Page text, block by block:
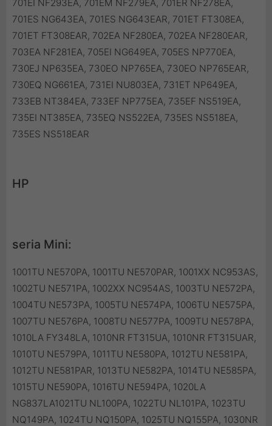
701EI NF293EA, 701EM NF279EA, 701ER NF278EA,
701ES NG643EA, 701ES NG643EAR, 701ET FT308EA,
701ET FT308EAR, 702EA NF280EA, 702EA NF280EAR,
703EA NF281EA, 705EI NG649EA, 705ES NP770EA,
730EJ NP635EA, 730EO NP765EA, 730EO NP765EAR,
730EQ NG661EA, 731EI NU803EA, 731ET NP649EA,
733EB NT384EA, 733EF NP775EA, 735EF NS519EA,
735EI NT385EA, 735EQ NS522EA, 735ES NS518EA,
735ES NS518EAR
HP
seria Mini:
1001TU NE570PA, 1001TU NE570PAR, 1001XX NC953AS,
1002TU NE571PA, 1002XX NC954AS, 1003TU NE572PA,
1004TU NE573PA, 1005TU NE574PA, 1006TU NE575PA,
1007TU NE576PA, 1008TU NE577PA, 1009TU NE578PA,
1010LA FY348LA, 1010NR FT315UA, 1010NR FT315UAR,
1010TU NE579PA, 1011TU NE580PA, 1012TU NE581PA,
1012TU NE581PAR, 1013TU NE582PA, 1014TU NE585PA,
1015TU NE590PA, 1016TU NE594PA, 1020LA
NG837LA1021TU NL100PA, 1022TU NL101PA, 1023TU
NQ149PA, 1024TU NQ150PA, 1025TU NQ155PA, 1030NR